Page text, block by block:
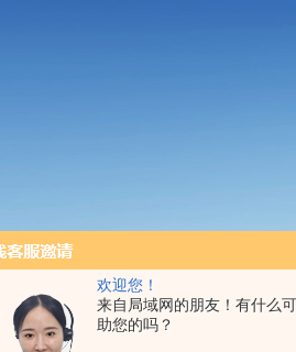
欢迎您！
来自局域网的朋友！有什么
助您的吗？